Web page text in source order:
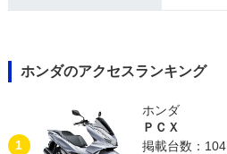
ホンダのアクセスランキング
1
ホンダ
ＰＣＸ
掲載台数：104